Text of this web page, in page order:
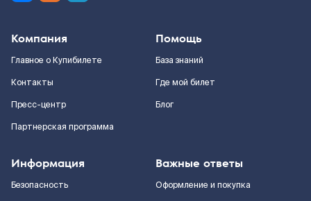
Компания
Главное о Купибилете
Контакты
Пресс-центр
Партнерская программа
Помощь
База знаний
Где мой билет
Блог
Информация
Безопасность
Важные ответы
Оформление и покупка